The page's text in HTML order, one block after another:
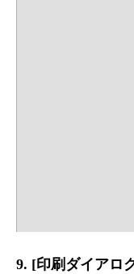
9. [印刷ダイアロ